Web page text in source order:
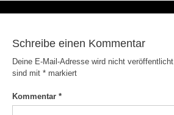
Schreibe einen Kommentar
Deine E-Mail-Adresse wird nicht veröffentlicht.
sind mit *markiert
Kommentar *